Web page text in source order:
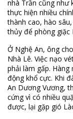
nhà Trần cũng như
thực hiện nhiều
thành cao, hào
thủy để phòng giặc
Ở Nghệ An, ông
Nhà Lê. Việc nạo
phải làm gấp. Hàng
động khổ cực. Khi
An Dương Vương,
cứng vì có nhiều
được, lại gặp gió